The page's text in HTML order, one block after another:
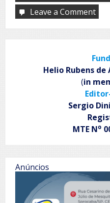
Leave a Commenton
Helio Rubens
(in
Sergio
MTE No
Anúncios